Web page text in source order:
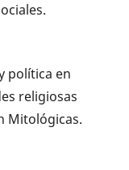
política en
religiosas
Mitológicas.